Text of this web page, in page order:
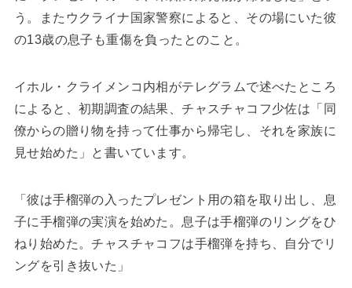
う。またウクライナ国家警察によると、その場にいた彼
の13歳の息子も重傷を負ったとのこと。
イホル・クライメンコ内相がテレグラムで述べたところ
によると、初期調査の結果、チャスチャコフ少佐は「同
僚からの贈り物を持って仕事から帰宅し、それを家族に
見せ始めた」と書いています。
「彼は手榴弾の入ったプレゼント用の箱を取り出し、息
子に手榴弾の実演を始めた。息子は手榴弾のリングをひ
ねり始めた。チャスチャコフは手榴弾を持ち、自分でリ
ングを引き抜いた」